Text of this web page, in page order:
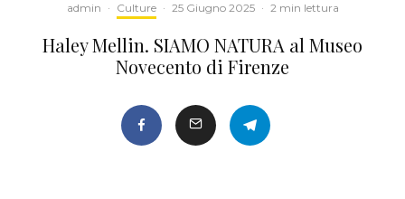
admin · Culture · 25 Giugno 2025 · 2 min lettura
Haley Mellin. SIAMO NATURA al Museo
Novecento di Firenze